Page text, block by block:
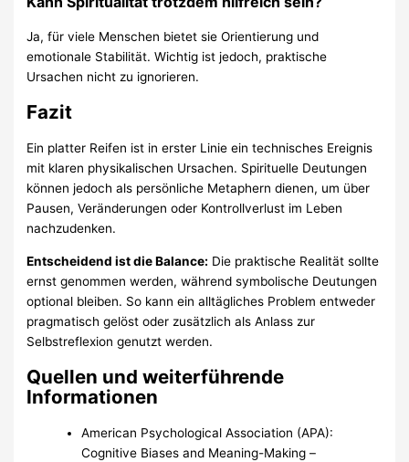
Ja, für viele Menschen bietet sie Orientierung und
emotionale Stabilität. Wichtig ist jedoch, praktische
Ursachen nicht zu ignorieren.
Fazit
Ein platter Reifen ist in erster Linie ein technisches Ereignis
mit klaren physikalischen Ursachen. Spirituelle Deutungen
können jedoch als persönliche Metaphern dienen, um über
Pausen, Veränderungen oder Kontrollverlust im Leben
nachzudenken.
Entscheidend ist die Balance: Die praktische Realität sollte
ernst genommen werden, während symbolische Deutungen
optional bleiben. So kann ein alltägliches Problem entweder
pragmatisch gelöst oder zusätzlich als Anlass zur
Selbstreflexion genutzt werden.
Quellen und weiterführende
Informationen
American Psychological Association (APA):
Cognitive Biases and Meaning-Making –